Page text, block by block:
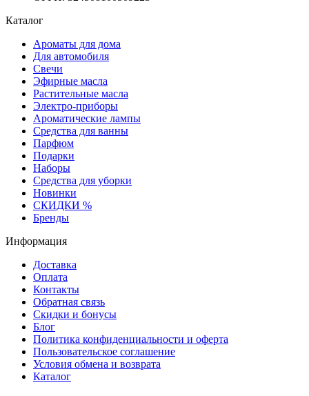
Каталог
Ароматы для дома
Для автомобиля
Свечи
Эфирные масла
Растительные масла
Электро-приборы
Ароматические лампы
Средства для ванны
Парфюм
Подарки
Наборы
Средства для уборки
Новинки
СКИДКИ %
Бренды
Информация
Доставка
Оплата
Контакты
Обратная связь
Скидки и бонусы
Блог
Политика конфиденциальности и оферта
Пользовательское соглашение
Условия обмена и возврата
Каталог